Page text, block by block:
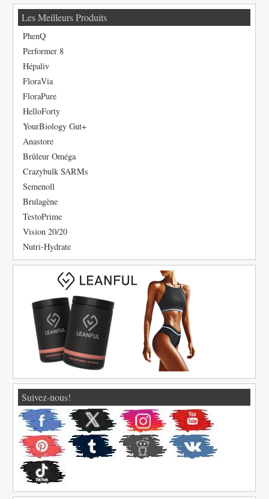
Les Meilleurs Produits
PhenQ
Performer 8
Hépaliv
FloraVia
FloraPure
HelloForty
YourBiology Gut+
Anastore
Brûleur Oméga
Crazybulk SARMs
Semenoll
Brulagène
TestoPrime
Vision 20/20
Nutri-Hydrate
Suivez-nous!